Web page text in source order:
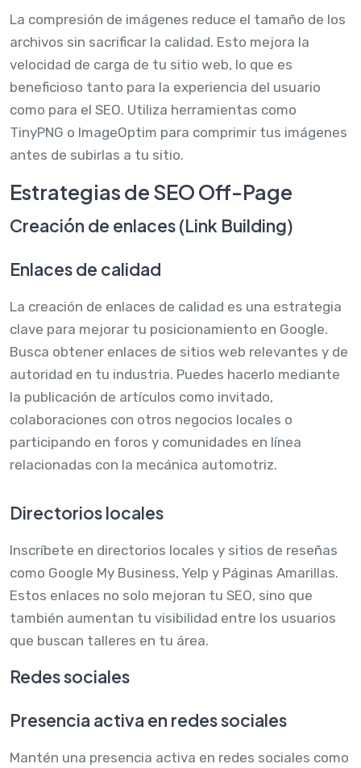
La compresión de imágenes reduce el tamaño de los
archivos sin sacrificar la calidad. Esto mejora la
velocidad de carga de tu sitio web, lo que es
beneficioso tanto para la experiencia del usuario
como para el SEO. Utiliza herramientas como
TinyPNG o ImageOptim para comprimir tus imágenes
antes de subirlas a tu sitio.
Estrategias de SEO Off-Page
Creación de enlaces (Link Building)
Enlaces de calidad
La creación de enlaces de calidad es una estrategia
clave para mejorar tu posicionamiento en Google.
Busca obtener enlaces de sitios web relevantes y de
autoridad en tu industria. Puedes hacerlo mediante
la publicación de artículos como invitado,
colaboraciones con otros negocios locales o
participando en foros y comunidades en línea
relacionadas con la mecánica automotriz.
Directorios locales
Inscríbete en directorios locales y sitios de reseñas
como Google My Business, Yelp y Páginas Amarillas.
Estos enlaces no solo mejoran tu SEO, sino que
también aumentan tu visibilidad entre los usuarios
que buscan talleres en tu área.
Redes sociales
Presencia activa en redes sociales
Mantén una presencia activa en redes sociales como